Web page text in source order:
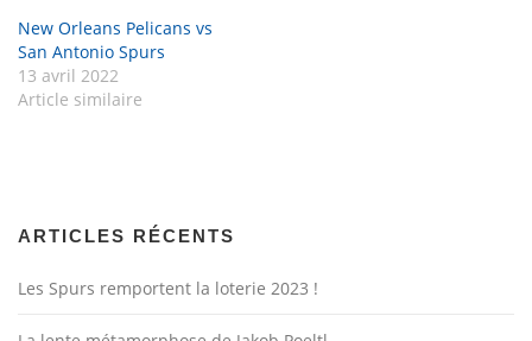
New Orleans Pelicans vs
San Antonio Spurs
13 avril 2022
Article similaire
ARTICLES RÉCENTS
Les Spurs remportent la loterie 2023 !